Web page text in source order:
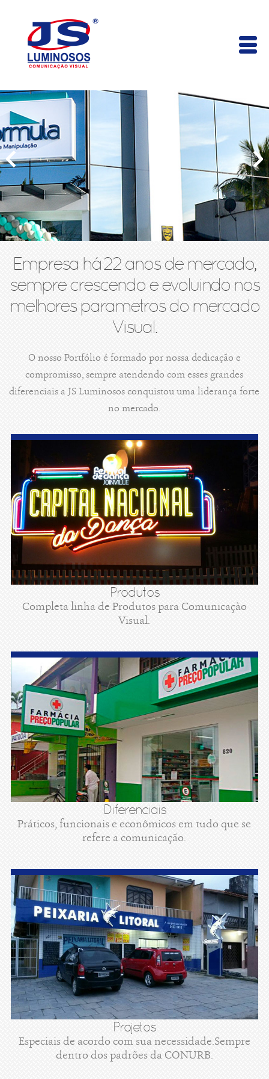
Empresa há 22 anos de mercado,
sempre crescendo e evoluindo nos
melhores parametros do mercado
Visual.
O nosso Portfólio é formado por nossa dedicação e
compromisso, sempre atendendo com esses grandes
diferenciais a JS Luminosos conquistou uma liderança forte
no mercado.
Produtos
Completa linha de Produtos para Comunicaçào
Visual.
Diferenciais
Práticos, funcionais e econômicos em tudo que se
refere a comunicação.
Projetos
Especiais de acordo com sua necessidade.Sempre
dentro dos padrões da CONURB.